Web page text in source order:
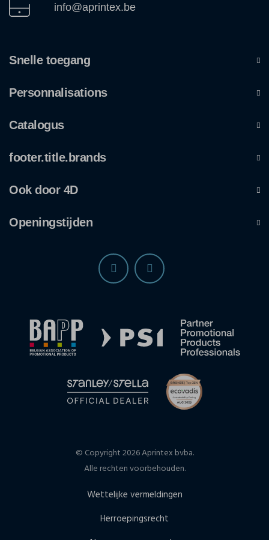
info@aprintex.be
Snelle toegang
Personnalisations
Catalogus
footer.title.brands
Ook door 4D
Openingstijden
© Copyright 2026 Aprintex bvba.
Alle rechten voorbehouden.
Wettelijke vermeldingen
Herroepingsrecht